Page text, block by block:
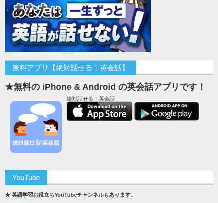
無料アプリ【絶対話せる！英会話】
★無料の iPhone & Android の英会話アプリです！
絶対話せる！英会話
YouTube
★ 英語学習お役立ちYouTubeチャンネルもあります。